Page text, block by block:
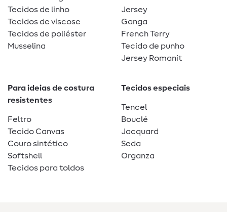
Tecidos de linho
Tecidos de viscose
Tecidos de poliéster
Musselina
Jersey
Ganga
French Terry
Tecido de punho
Jersey Romanit
Para ideias de costura
resistentes
Feltro
Tecido Canvas
Couro sintético
Softshell
Tecidos para toldos
Tecidos especiais
Tencel
Bouclé
Jacquard
Seda
Organza